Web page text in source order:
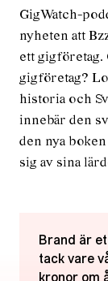
GigWatch-
nyheten att
ett gigföretag.
gigföretag?
historia och
innebär den
den nya
sig av sina
Brand är
tack vare